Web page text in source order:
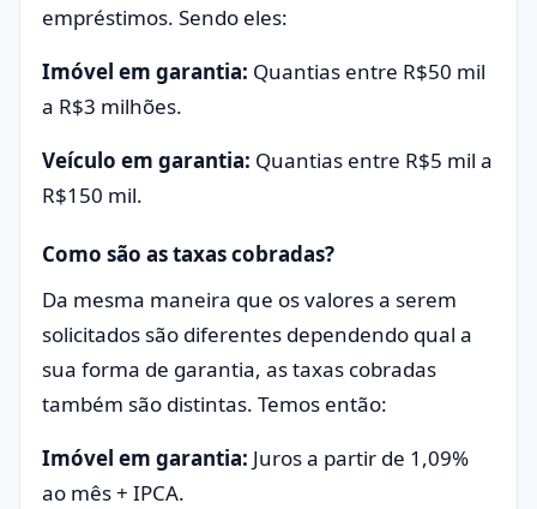
empréstimos. Sendo eles:
Imóvel em garantia: Quantias entre R$50 mil
a R$3 milhões.
Veículo em garantia: Quantias entre R$5 mil a
R$150 mil.
Como são as taxas cobradas?
Da mesma maneira que os valores a serem
solicitados são diferentes dependendo qual a
sua forma de garantia, as taxas cobradas
também são distintas. Temos então:
Imóvel em garantia: Juros a partir de 1,09%
ao mês + IPCA.